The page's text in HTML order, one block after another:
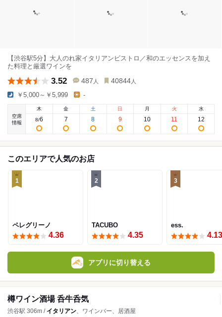
【渋谷駅5分】大人のれ家イタリアンビストロ／和のエッセンスを加え
た料理と厳選ワインを
3.52 487 人 40844 人
￥5,000～￥5,999 -
空席
情報
木
8/6
金
7
土
8
日
9
月
10
火
11
水
12
このエリアで人気のお店
1
ペレグリーノ
4.36
2
TACUBO
4.35
3
ess.
4.13
アプリに切り替える
樽ワイン酒場 呑牛呑気
渋谷駅 306m / イタリアン、ワインバー、居酒屋